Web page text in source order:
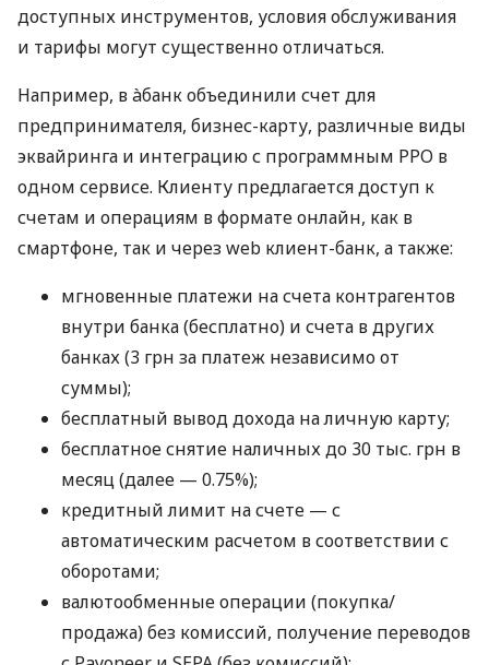
доступных инструментов, условия обслуживания
и тарифы могут существенно отличаться.
Например, в àбанк объединили счет для
предпринимателя, бизнес-карту, различные виды
эквайринга и интеграцию с программным РРО в
одном сервисе. Клиенту предлагается доступ к
счетам и операциям в формате онлайн, как в
смартфоне, так и через web клиент-банк, а также:
мгновенные платежи на счета контрагентов
внутри банка (бесплатно) и счета в других
банках (3 грн за платеж независимо от
суммы);
бесплатный вывод дохода на личную карту;
бесплатное снятие наличных до 30 тыс. грн в
месяц (далее — 0.75%);
кредитный лимит на счете — с
автоматическим расчетом в соответствии с
оборотами;
валютообменные операции (покупка/
продажа) без комиссий, получение переводов